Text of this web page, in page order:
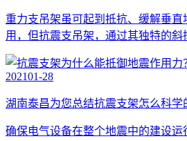
重力支吊架虽可起到抵抗、缓解垂
用，但抗震支吊架，通过其独特的
202101-28
湖南泰昌为您总结抗震支架怎么科学
确保电气设备在整个地震中的建设